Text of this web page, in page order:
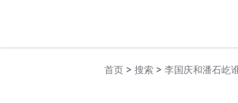
首页 > 搜索 > 李国庆和潘石屹